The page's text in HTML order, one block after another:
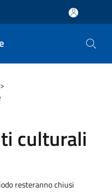
>
culturali
resteranno chiusi